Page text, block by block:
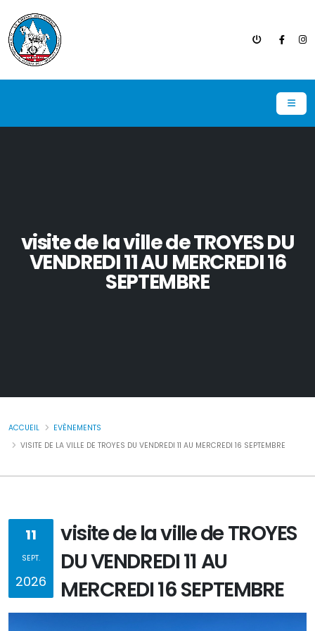
visite de la ville de TROYES DU
VENDREDI 11 AU MERCREDI 16
SEPTEMBRE
ACCUEIL
EVÈNEMENTS
VISITE DE LA VILLE DE TROYES DU VENDREDI 11 AU MERCREDI 16 SEPTEMBRE
11
SEPT.
2026
visite de la ville de TROYES
DU VENDREDI 11 AU
MERCREDI 16 SEPTEMBRE